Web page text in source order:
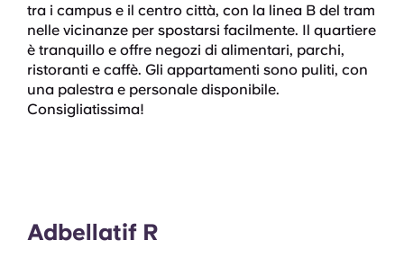
tra i campus e il centro città, con la linea B del tram
nelle vicinanze per spostarsi facilmente. Il quartiere
è tranquillo e offre negozi di alimentari, parchi,
ristoranti e caffè. Gli appartamenti sono puliti, con
una palestra e personale disponibile.
Consigliatissima!
Adbellatif R